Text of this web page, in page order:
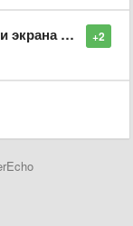
+2
картинка